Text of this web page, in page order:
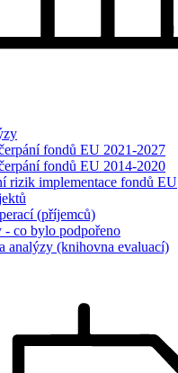
fondů EU 2021-2027
fondů EU 2014-2020
rizik implementace fondů EU
(příjemců)
- co bylo podpořeno
analýzy (knihovna evaluací)